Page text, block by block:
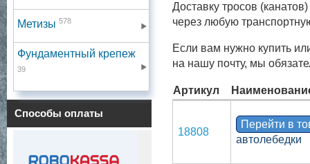
Метизы 578
Фундаментный крепеж
39
Способы оплаты
Доставку тросов
через любую
Если вам нужно купить
на нашу почту, мы
Артикул
18808
Перейти в
автолебедки